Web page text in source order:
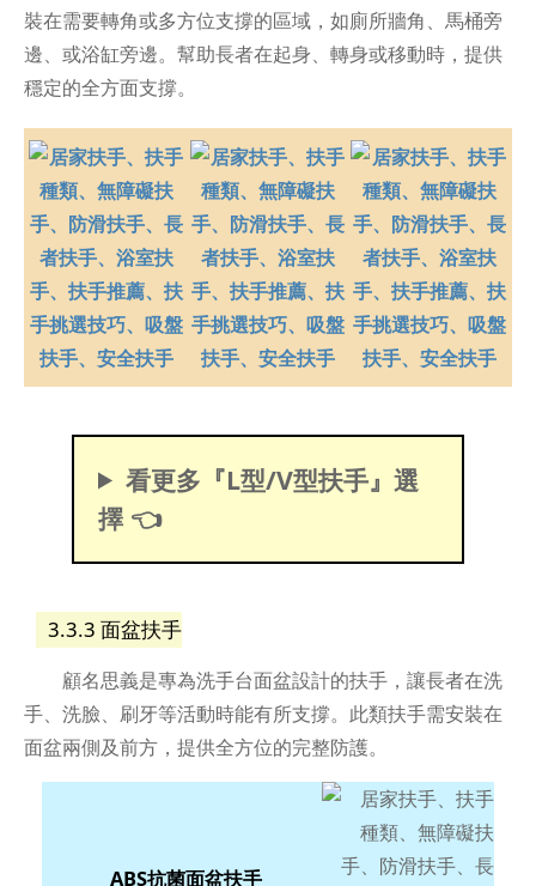
裝在需要轉角或多方位支撐的區域，如廁所牆角、馬桶旁
邊、或浴缸旁邊。幫助長者在起身、轉身或移動時，提供
穩定的全方面支撐。
看更多『L型/V型扶手』選
擇 👈
3.3.3 面盆扶手
顧名思義是專為洗手台面盆設計的扶手，讓長者在洗
手、洗臉、刷牙等活動時能有所支撐。此類扶手需安裝在
面盆兩側及前方，提供全方位的完整防護。
ABS抗菌面盆扶手